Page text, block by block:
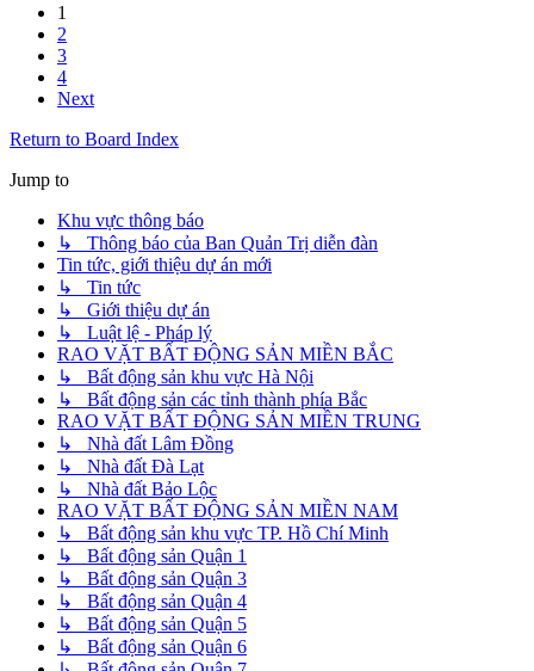
1
2
3
4
Next
Return to Board Index
Jump to
Khu vực thông báo
↳ Thông báo của Ban Quản Trị diễn đàn
Tin tức, giới thiệu dự án mới
↳ Tin tức
↳ Giới thiệu dự án
↳ Luật lệ - Pháp lý
RAO VẶT BẤT ĐỘNG SẢN MIỀN BẮC
↳ Bất động sản khu vực Hà Nội
↳ Bất động sản các tỉnh thành phía Bắc
RAO VẶT BẤT ĐỘNG SẢN MIỀN TRUNG
↳ Nhà đất Lâm Đồng
↳ Nhà đất Đà Lạt
↳ Nhà đất Bảo Lộc
RAO VẶT BẤT ĐỘNG SẢN MIỀN NAM
↳ Bất động sản khu vực TP. Hồ Chí Minh
↳ Bất động sản Quận 1
↳ Bất động sản Quận 3
↳ Bất động sản Quận 4
↳ Bất động sản Quận 5
↳ Bất động sản Quận 6